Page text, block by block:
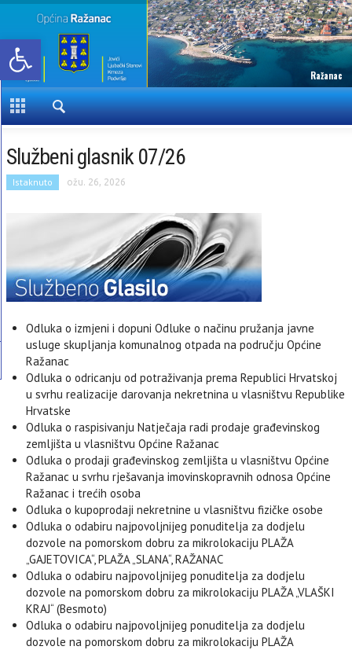
Open toolbar
Ražanac
Službeni glasnik 07/26
Istaknuto ožu. 26, 2026
Odluka o izmjeni i dopuni Odluke o načinu pružanja javne
usluge skupljanja komunalnog otpada na području Općine
Ražanac
Odluka o odricanju od potraživanja prema Republici Hrvatskoj
u svrhu realizacije darovanja nekretnina u vlasništvu Republike
Hrvatske
Odluka o raspisivanju Natječaja radi prodaje građevinskog
zemljišta u vlasništvu Općine Ražanac
Odluka o prodaji građevinskog zemljišta u vlasništvu Općine
Ražanac u svrhu rješavanja imovinskopravnih odnosa Općine
Ražanac i trećih osoba
Odluka o kupoprodaji nekretnine u vlasništvu fizičke osobe
Odluka o odabiru najpovoljnijeg ponuditelja za dodjelu
dozvole na pomorskom dobru za mikrolokaciju PLAŽA
„GAJETOVICA“, PLAŽA „SLANA“, RAŽANAC
Odluka o odabiru najpovoljnijeg ponuditelja za dodjelu
dozvole na pomorskom dobru za mikrolokaciju PLAŽA „VLAŠKI
KRAJ“ (Besmoto)
Odluka o odabiru najpovoljnijeg ponuditelja za dodjelu
dozvole na pomorskom dobru za mikrolokaciju PLAŽA